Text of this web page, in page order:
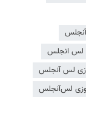
لس انجلس
لس آنجلس
لس‌آنجلس